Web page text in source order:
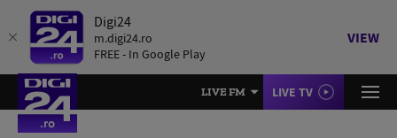
Digi24
m.digi24.ro
FREE - In Google Play
VIEW
LIVE FM LIVE TV